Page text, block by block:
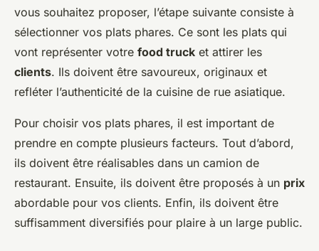
vous souhaitez proposer, l’étape suivante consiste à
sélectionner vos plats phares. Ce sont les plats qui
vont représenter votre food truck et attirer les
clients. Ils doivent être savoureux, originaux et
refléter l’authenticité de la cuisine de rue asiatique.
Pour choisir vos plats phares, il est important de
prendre en compte plusieurs facteurs. Tout d’abord,
ils doivent être réalisables dans un camion de
restaurant. Ensuite, ils doivent être proposés à un prix
abordable pour vos clients. Enfin, ils doivent être
suffisamment diversifiés pour plaire à un large public.